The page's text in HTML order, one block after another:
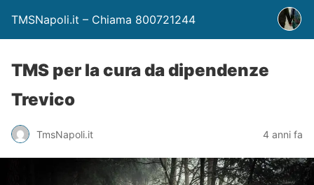
TMSNapoli.it – Chiama 800721244
TMS per la cura da dipendenze
Trevico
TmsNapoli.it 4 anni fa